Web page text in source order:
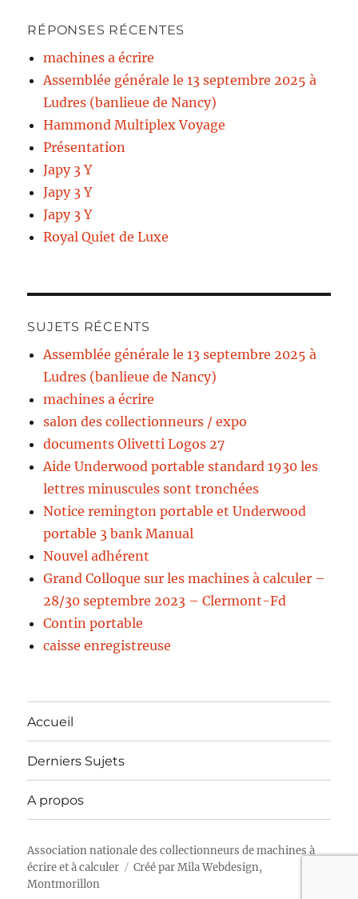
RÉPONSES RÉCENTES
machines a écrire
Assemblée générale le 13 septembre 2025 à
Ludres (banlieue de Nancy)
Hammond Multiplex Voyage
Présentation
Japy 3 Y
Japy 3 Y
Japy 3 Y
Royal Quiet de Luxe
SUJETS RÉCENTS
Assemblée générale le 13 septembre 2025 à
Ludres (banlieue de Nancy)
machines a écrire
salon des collectionneurs / expo
documents Olivetti Logos 27
Aide Underwood portable standard 1930 les
lettres minuscules sont tronchées
Notice remington portable et Underwood
portable 3 bank Manual
Nouvel adhérent
Grand Colloque sur les machines à calculer –
28/30 septembre 2023 – Clermont-Fd
Contin portable
caisse enregistreuse
Accueil
Derniers Sujets
A propos
Association nationale des collectionneurs de machines à
écrire et à calculer
Créé parMila Webdesign,
Montmorillon